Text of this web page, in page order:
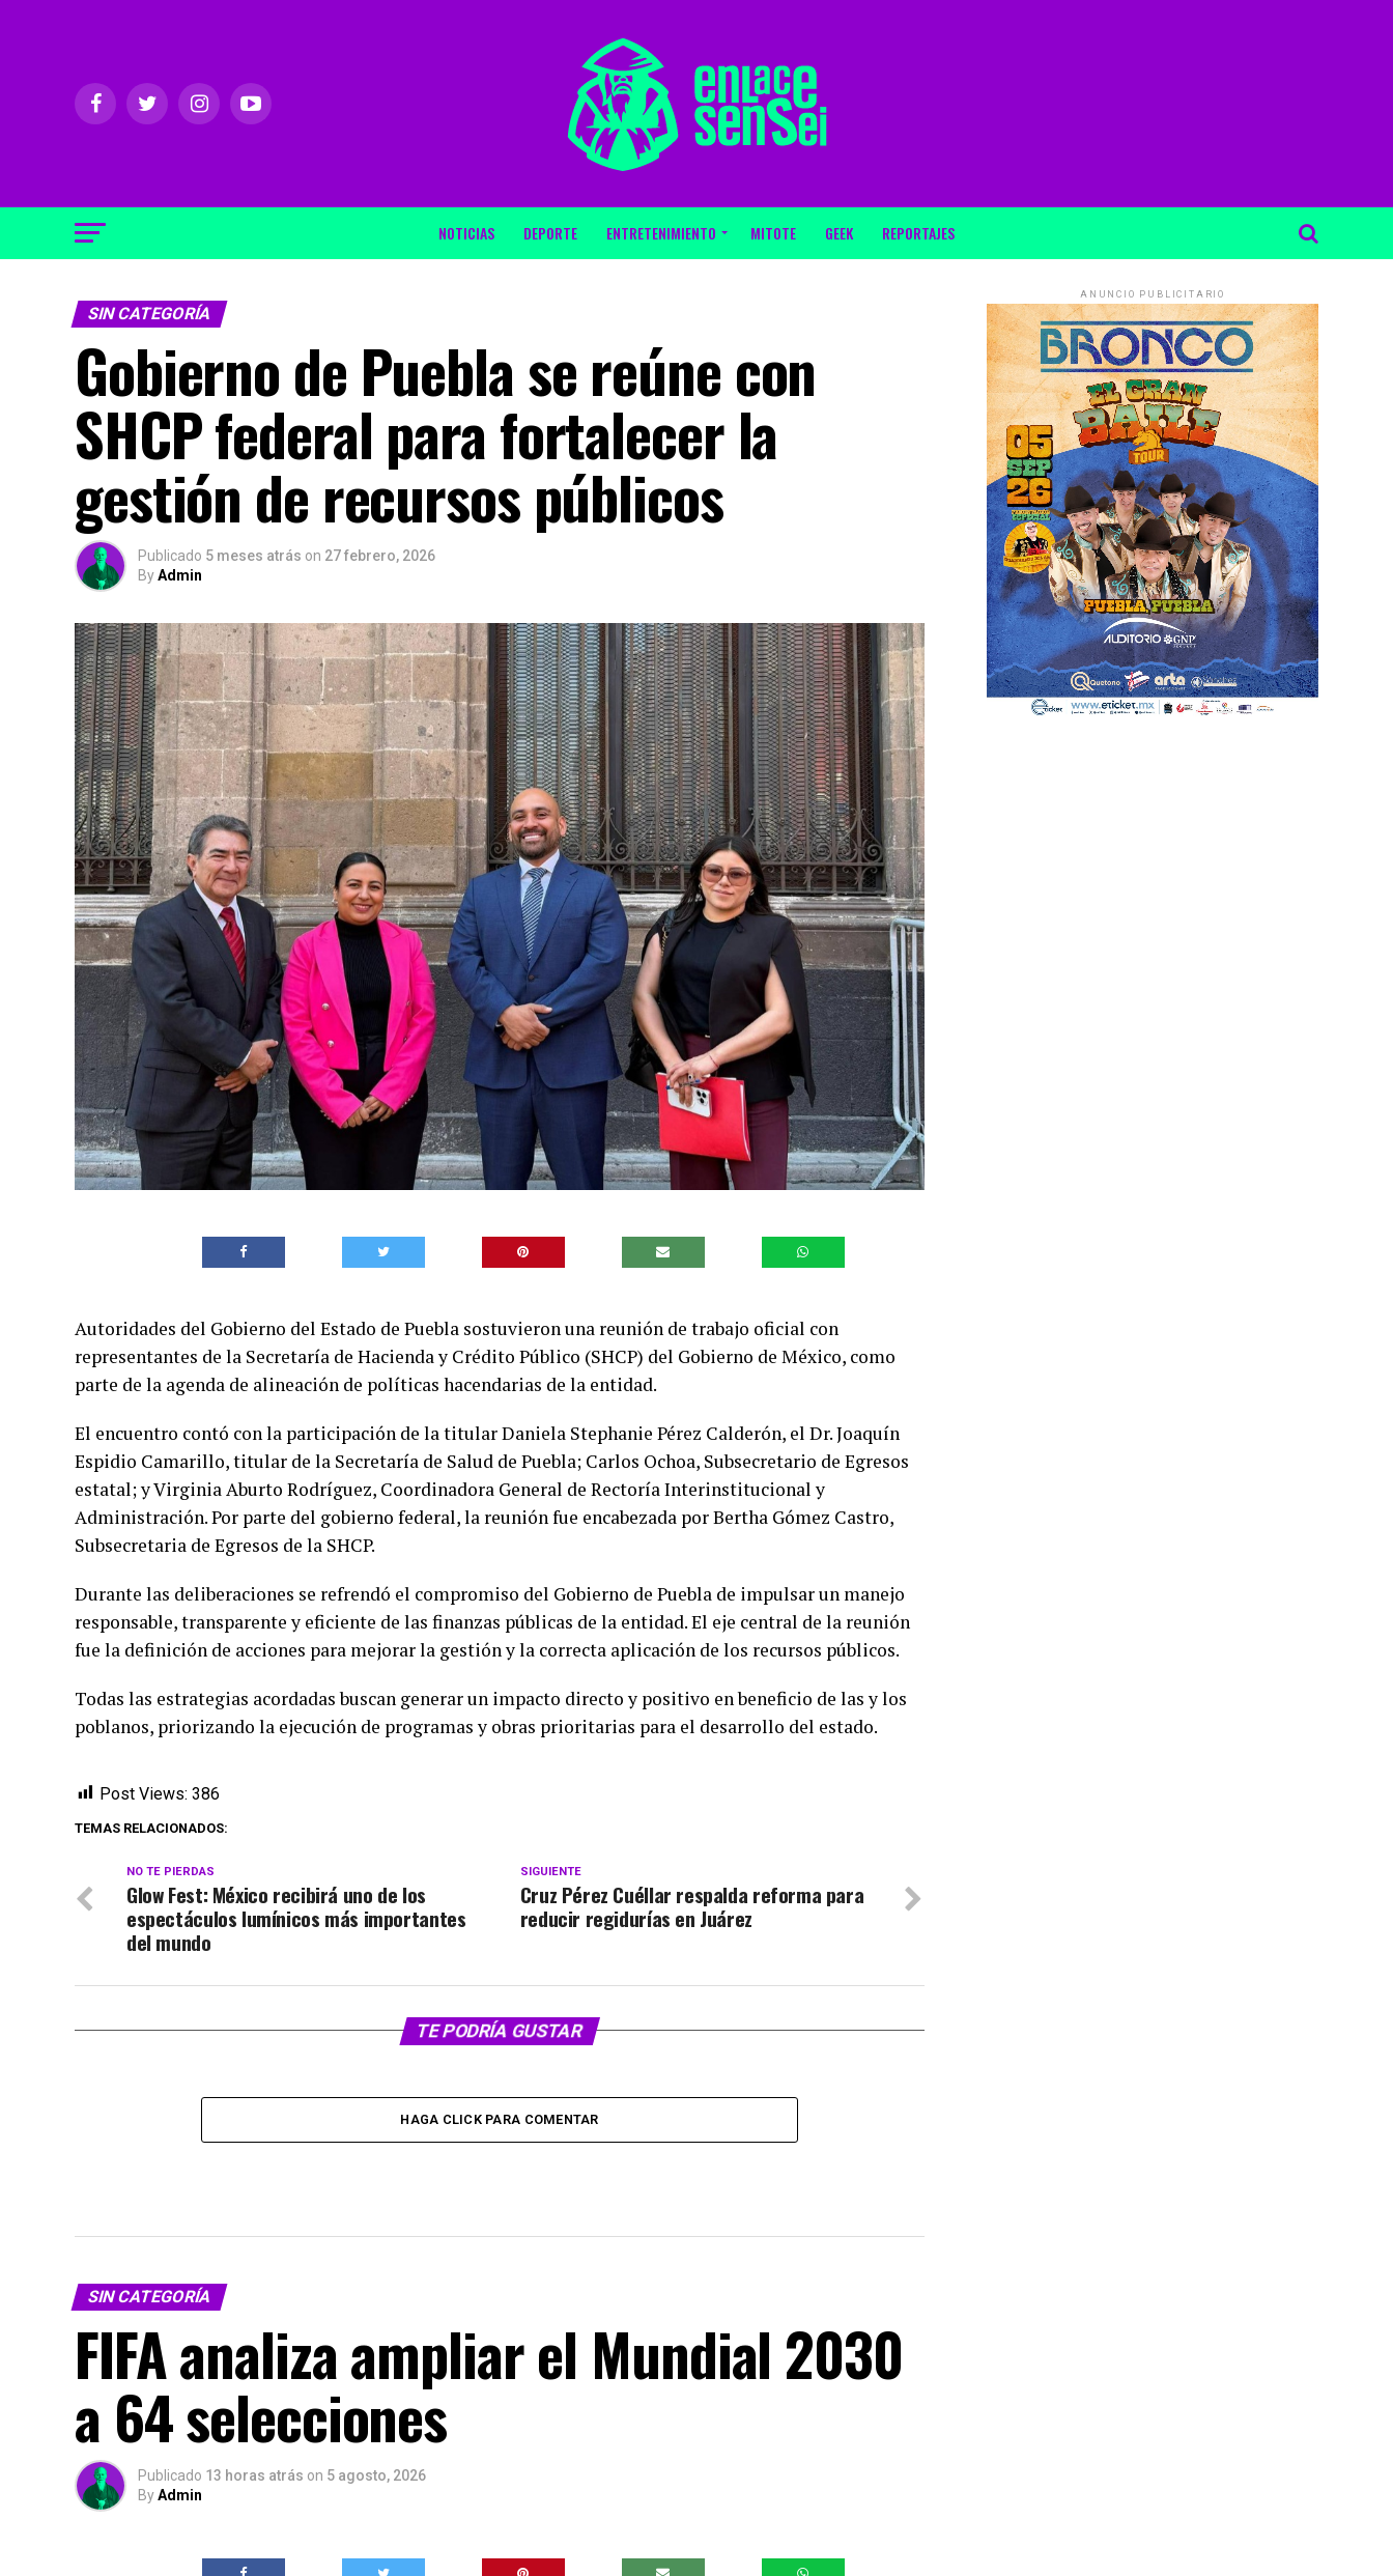
NOTICIAS DEPORTE ENTRETENIMIENTO MITOTE GEEK REPORTAJES
SIN CATEGORÍA
Gobierno de Puebla se reúne con
SHCP federal para fortalecer la
gestión de recursos públicos
Publicado 5 meses atrás on 27 febrero, 2026
ByAdmin
Autoridades del Gobierno del Estado de Puebla sostuvieron una reunión de trabajo oficial con
representantes de la Secretaría de Hacienda y Crédito Público (SHCP) del Gobierno de México, como
parte de la agenda de alineación de políticas hacendarias de la entidad.
El encuentro contó con la participación de la titular Daniela Stephanie Pérez Calderón, el Dr. Joaquín
Espidio Camarillo, titular de la Secretaría de Salud de Puebla; Carlos Ochoa, Subsecretario de Egresos
estatal; y Virginia Aburto Rodríguez, Coordinadora General de Rectoría Interinstitucional y
Administración. Por parte del gobierno federal, la reunión fue encabezada por Bertha Gómez Castro,
Subsecretaria de Egresos de la SHCP.
Durante las deliberaciones se refrendó el compromiso del Gobierno de Puebla de impulsar un manejo
responsable, transparente y eficiente de las finanzas públicas de la entidad. El eje central de la reunión
fue la definición de acciones para mejorar la gestión y la correcta aplicación de los recursos públicos.
Todas las estrategias acordadas buscan generar un impacto directo y positivo en beneficio de las y los
poblanos, priorizando la ejecución de programas y obras prioritarias para el desarrollo del estado.
Post Views: 386
TEMAS RELACIONADOS:
SIGUIENTE
Cruz Pérez Cuéllar respalda reforma para
reducir regidurías en Juárez
NO TE PIERDAS
Glow Fest: México recibirá uno de los
espectáculos lumínicos más importantes
del mundo
TE PODRÍA GUSTAR
HAGA CLICK PARA COMENTAR
SIN CATEGORÍA
FIFA analiza ampliar el Mundial 2030
a 64 selecciones
Publicado 13 horas atrás on 5 agosto, 2026
ByAdmin
ANUNCIO PUBLICITARIO